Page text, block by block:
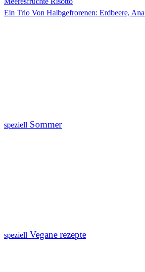
Ein Trio Von Halbgefrorenen: Erdbeere,
speziell Sommer
speziell Vegane rezepte